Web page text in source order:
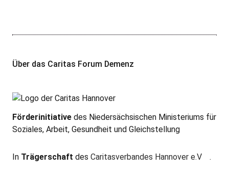
Über das Caritas Forum Demenz
Förderinitiative des Niedersächsischen Ministeriums für
Soziales, Arbeit, Gesundheit und Gleichstellung
In Trägerschaft des Caritasverbandes Hannover e.V .